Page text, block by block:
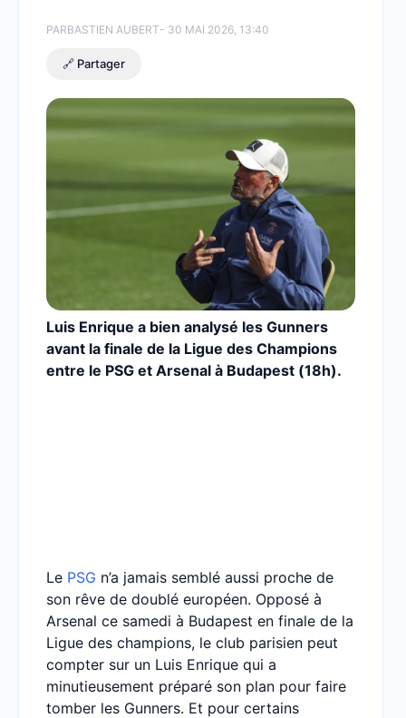
PARBASTIEN AUBERT- 30 MAI 2026, 13:40
🔗 Partager
Luis Enrique a bien analysé les Gunners
avant la finale de la Ligue des Champions
entre le PSG et Arsenal à Budapest (18h).
Le PSG n’a jamais semblé aussi proche de
son rêve de doublé européen. Opposé à
Arsenal ce samedi à Budapest en finale de la
Ligue des champions, le club parisien peut
compter sur un Luis Enrique qui a
minutieusement préparé son plan pour faire
tomber les Gunners. Et pour certains